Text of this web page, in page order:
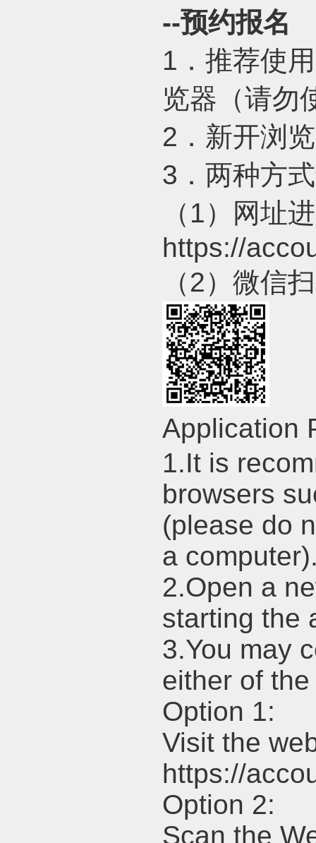
--预约报名
1 ．推荐使用
览器（请勿
2 ．新开浏
3 ．两种方
（ 1）网址
https://
（2）微信
Application
1.It is
browsers
(please do
a
2.Open a
starting the
3.You may
either of
Option 1:
Visit the
https://
Option 2:
Scan the